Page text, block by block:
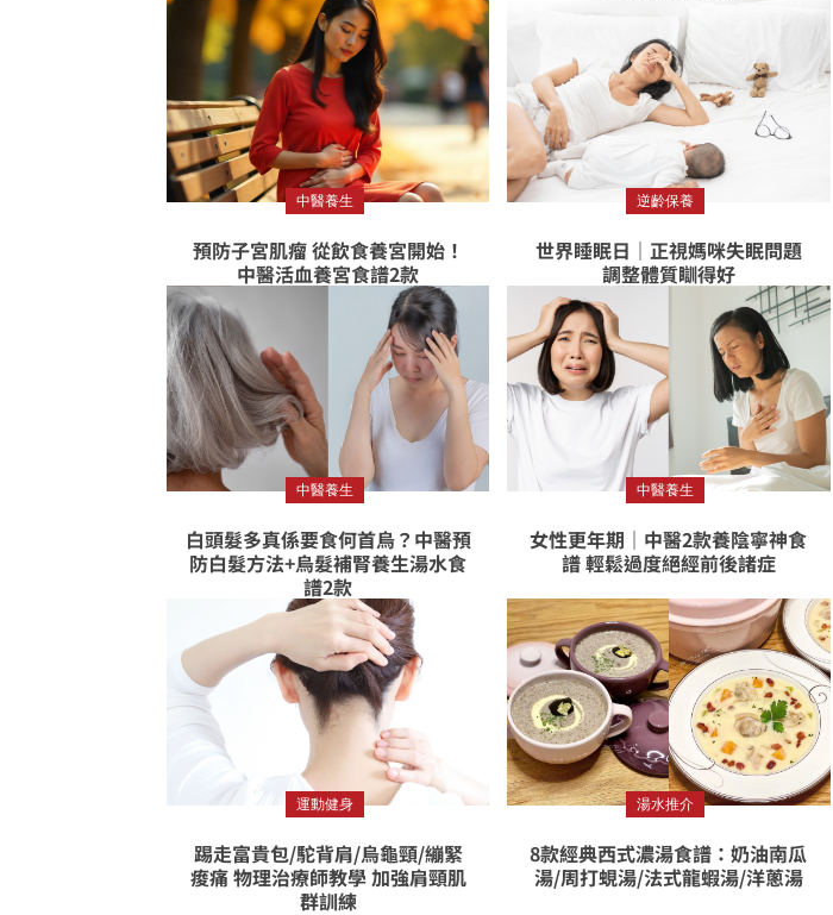
中醫養生
預防子宮肌瘤 從飲食養宮開始！
中醫活血養宮食譜2款
逆齡保養
世界睡眠日｜正視媽咪失眠問題
調整體質瞓得好
中醫養生
白頭髮多真係要食何首烏？中醫預
防白髮方法+烏髮補腎養生湯水食
譜2款
中醫養生
女性更年期｜中醫2款養陰寧神食
譜 輕鬆過度絕經前後諸症
運動健身
踢走富貴包/駝背肩/烏龜頸/繃緊
痠痛 物理治療師教學 加強肩頸肌
群訓練
湯水推介
8款經典西式濃湯食譜：奶油南瓜
湯/周打蜆湯/法式龍蝦湯/洋蔥湯